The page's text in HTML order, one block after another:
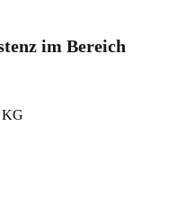
im Bereich
KG